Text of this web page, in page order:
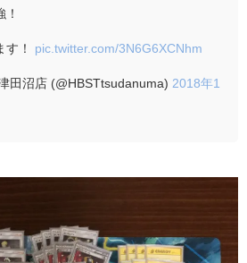
す！ pic.twitter.com/3N6G6XCNhm
田沼店 (@HBSTtsudanuma) 2018年1